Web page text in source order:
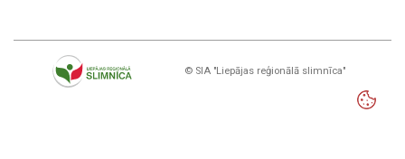
© SIA "Liepājas reģionālā slimnīca"